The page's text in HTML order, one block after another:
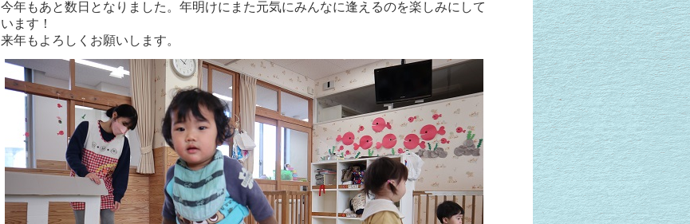
今年もあと数日となりました。年明けにまた元気にみんなに逢えるのを楽しみにして
います！
来年もよろしくお願いします。